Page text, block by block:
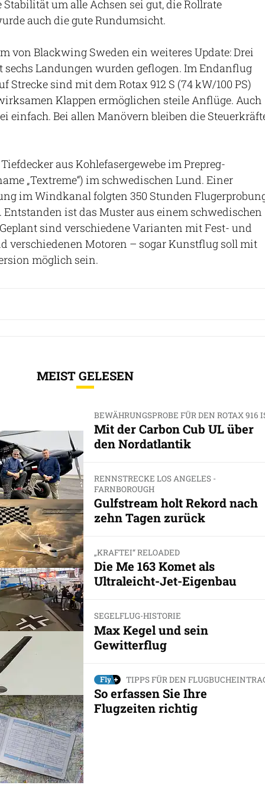
Stabilität um alle Achsen sei gut, die Rollrate
auch die gute Rundumsicht.
von Blackwing Sweden ein weiteres Update: Drei
Landungen wurden geflogen. Im Endanflug
Strecke sind mit dem Rotax 912 S (74 kW/100 PS)
Klappen ermöglichen steile Anflüge. Auch
einfach. Bei allen Manövern bleiben die
aus Kohlefasergewebe im Prepreg-
„Textreme“) im schwedischen Lund. Einer
im Windkanal folgten 350 Stunden
ist das Muster aus einem schwedischen
sind verschiedene Varianten mit Fest- und
verschiedenen Motoren – sogar Kunstflug soll mit
möglich sein.
MEIST GELESEN
BEWÄHRUNGSPROBE FÜR DEN ROTAX 916
Mit der Carbon Cub UL über
den Nordatlantik
RENNSTRECKE LOS ANGELES -
FARNBOROUGH
Gulfstream holt Rekord nach
zehn Tagen zurück
„KRAFTEI“ RELOADED
Die Me 163 Komet als
Ultraleicht-Jet-Eigenbau
SEGELFLUG-HISTORIE
Max Kegel und sein
Gewitterflug
TIPPS FÜR DEN
So erfassen Sie Ihre
Flugzeiten richtig